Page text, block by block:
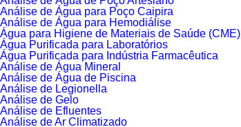
Análise de Água para Poço Caipira
Análise de Água para Hemodiálise
Água para Higiene de Materiais de Saúde (CME)
Água Purificada para Laboratórios
Água Purificada para Indústria Farmacêutica
Análise de Água Mineral
Análise de Água de Piscina
Análise de Legionella
Análise de Gelo
Análise de Efluentes
Análise de Ar Climatizado